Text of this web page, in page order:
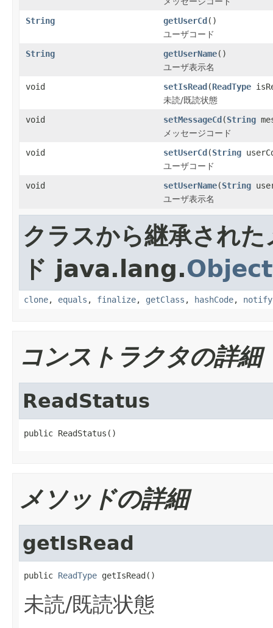
String
getUserCd()
ユーザコード
String
getUserName()
ユーザ表示名
void
setIsRead(ReadType
未読/既読状態
void
setMessageCd(String
メッセージコード
void
setUserCd(String
ユーザコード
void
setUserName(String
ユーザ表示名
クラスから継承された
ド java.lang.Object
clone, equals , finalize, getClass , hashCode, notify
コンストラクタの詳細
ReadStatus
public ReadStatus()
メソッドの詳細
getIsRead
public ReadType getIsRead()
未読/既読状態